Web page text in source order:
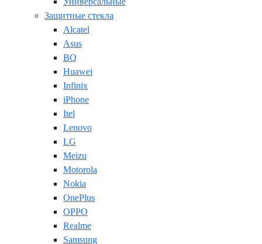
Защитные стекла
Alcatel
Asus
BQ
Huawei
Infinix
iPhone
Itel
Lenovo
LG
Meizu
Motorola
Nokia
OnePlus
OPPO
Realme
Samsung